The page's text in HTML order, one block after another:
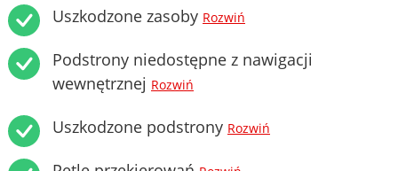
Uszkodzone zasoby Rozwiń
Podstrony niedostępne z nawigacji
wewnętrznej Rozwiń
Uszkodzone podstrony Rozwiń